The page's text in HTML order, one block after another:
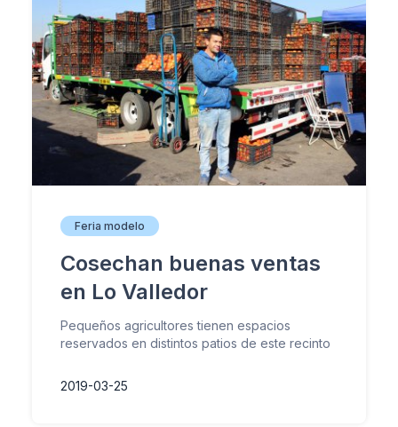
Feria modelo
Cosechan buenas ventas
en Lo Valledor
Pequeños agricultores tienen espacios
reservados en distintos patios de este recinto
2019-03-25